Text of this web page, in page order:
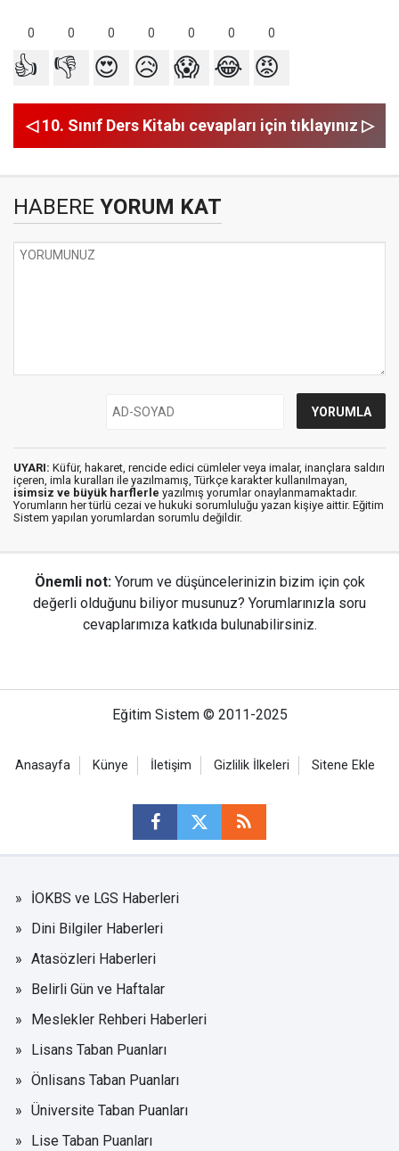
0 0 0 0 0 0 0
👍 👎 😍 😥 😱 😂 😡
◁ 10. Sınıf Ders Kitabı cevapları için tıklayınız ▷
HABERE YORUM KAT
UYARI: Küfür, hakaret, rencide edici cümleler veya imalar, inançlara saldırı
içeren, imla kuralları ile yazılmamış, Türkçe karakter kullanılmayan,
isimsiz ve büyük harflerle yazılmış yorumlar onaylanmamaktadır.
Yorumların her türlü cezai ve hukuki sorumluluğu yazan kişiye aittir. Eğitim
Sistem yapılan yorumlardan sorumlu değildir.
Önemli not: Yorum ve düşüncelerinizin bizim için çok
değerli olduğunu biliyor musunuz? Yorumlarınızla soru
cevaplarımıza katkıda bulunabilirsiniz.
Eğitim Sistem © 2011-2025
Anasayfa Künye İletişim Gizlilik İlkeleri Sitene Ekle
İOKBS ve LGS Haberleri
Dini Bilgiler Haberleri
Atasözleri Haberleri
Belirli Gün ve Haftalar
Meslekler Rehberi Haberleri
Lisans Taban Puanları
Önlisans Taban Puanları
Üniversite Taban Puanları
Lise Taban Puanları